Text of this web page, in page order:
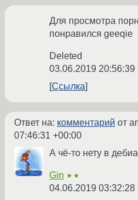
Для просмотра
понравился geeqie
Deleted
03.06.2019 20:56:39
Ссылка
Ответ на: комментарий от
07:46:31 +00:00
А чё-то нету в
Gin ★★
04.06.2019 03:32:28